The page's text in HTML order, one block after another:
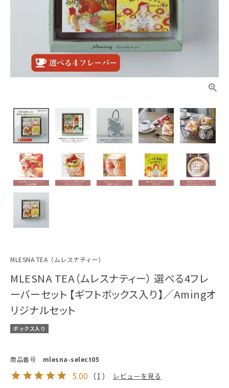
MLESNA TEA（ムレスナティー）
MLESNA TEA（ムレスナティー） 選べる4フレ
ーバーセット 【ギフトボックス入り】／Amingオ
リジナルセット
ボックス入り
商品番号 mlesna-select05
5.00 （1） レビューを見る